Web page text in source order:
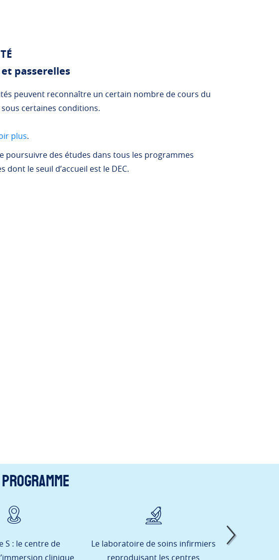
et passerelles
peuvent reconnaître un certain nombre de cours du
certaines conditions.
plus.
poursuivre des études dans tous les programmes
dont le seuil d’accueil est le DEC.
S : le centre de
clinique
Le laboratoire de soins infirmiers
reproduisant les centres